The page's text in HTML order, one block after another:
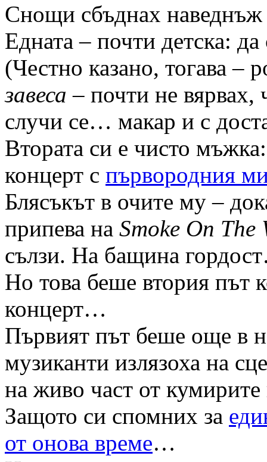
Снощи сбъднах наведнъж
Едната – почти детска:
(Честно казано, тогава –
завеса – почти не вярвах,
случи се… макар и с
Втората си е чисто
концерт с първородния
Блясъкът в очите му –
припева на Smoke On The
сълзи. На бащина
Но това беше втория път
концерт…
Първият път беше още в
музиканти излязоха на
на живо част от
Защото си спомних за
от онова време…